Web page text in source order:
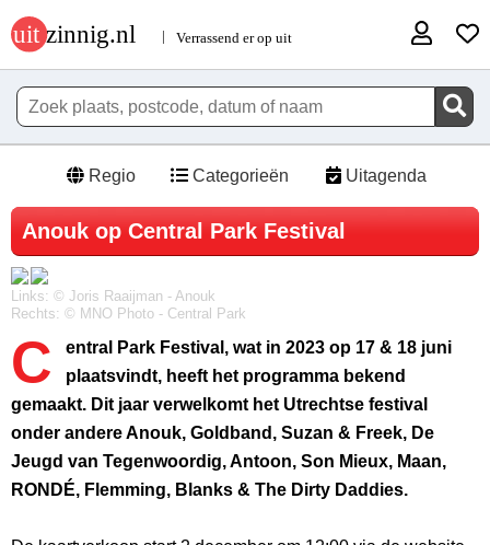
Regio Categorieën Uitagenda
Anouk op Central Park Festival
Links: © Joris Raaijman - Anouk
Rechts: © MNO Photo - Central Park
C
entral Park Festival, wat in 2023 op 17 & 18 juni
plaatsvindt, heeft het programma bekend
gemaakt. Dit jaar verwelkomt het Utrechtse festival
onder andere Anouk, Goldband, Suzan & Freek, De
Jeugd van Tegenwoordig, Antoon, Son Mieux, Maan,
RONDÉ, Flemming, Blanks & The Dirty Daddies.